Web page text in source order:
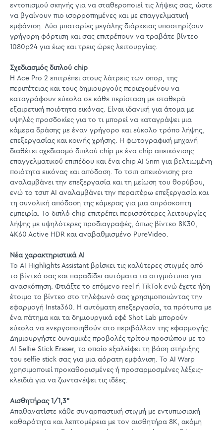
εντοπισμού σκηνής για να σταθεροποιεί τις λήψεις σας, ώστε
να βγαίνουν πιο ισορροπημένες και με επαγγελματική
εμφάνιση. Δύο μπαταρίες μεγάλης διάρκειας υποστηρίζουν
γρήγορη φόρτιση και σας επιτρέπουν να τραβάτε βίντεο
1080p24 για έως και τρεις ώρες λειτουργίας.
Σχεδιασμός διπλού chip
Η Ace Pro 2 επιτρέπει στους λάτρεις των σπορ, της
περιπέτειας και τους δημιουργούς περιεχομένου να
καταγράφουν εύκολα σε κάθε περίσταση με σταθερά
εξαιρετική ποιότητα εικόνας. Είναι ιδανική για άτομα με
υψηλές προσδοκίες για το τι μπορεί να καταγράψει μια
κάμερα δράσης με έναν γρήγορο και εύκολο τρόπο λήψης,
επεξεργασίας και κοινής χρήσης. Η φωτογραφική μηχανή
διαθέτει σχεδιασμό διπλού chip με ένα chip απεικόνισης
επαγγελματικού επιπέδου και ένα chip AI 5nm για βελτιωμένη
ποιότητα εικόνας και απόδοση. Το τσιπ απεικόνισης pro
αναλαμβάνει την επεξεργασία και τη μείωση του θορύβου,
ενώ το τσιπ AI αναλαμβάνει την περαιτέρω επεξεργασία και
τη συνολική απόδοση της κάμερας για μια απρόσκοπτη
εμπειρία. Το διπλό chip επιτρέπει περισσότερες λειτουργίες
λήψης με υψηλότερες προδιαγραφές, όπως βίντεο 8K30,
4K60 Active HDR και αναβαθμισμένο PureVideo.
Νέα χαρακτηριστικά AI
Το AI Highlights Assistant βρίσκει τις καλύτερες στιγμές από
το βίντεό σας και παραδίδει αυτόματα τα στιγμιότυπα για
ανασκόπηση. Φτιάξτε το επόμενο reel ή TikTok ενώ έχετε ήδη
έτοιμο το βίντεο στο τηλέφωνό σας χρησιμοποιώντας την
εφαρμογή Insta360. Η αυτόματη επεξεργασία, τα πρότυπα με
ένα πάτημα και τα δημιουργικά εφέ Shot Lab μπορούν
εύκολα να ενεργοποιηθούν στο περιβάλλον της εφαρμογής.
Δημιουργήστε δυναμικές προβολές τρίτου προσώπου με το
AI Selfie Stick Eraser, το οποίο εξαλείφει τη βάση στήριξης
του selfie stick σας για μια αόρατη εμφάνιση. Το AI Warp
χρησιμοποιεί προκαθορισμένες ή προσαρμοσμένες λέξεις-
κλειδιά για να ζωντανέψει τις ιδέες.
Αισθητήρας 1/1,3"
Απαθανατίστε κάθε συναρπαστική στιγμή με εντυπωσιακή
καθαρότητα και λεπτομέρεια με τον αισθητήρα 8K, ακόμη